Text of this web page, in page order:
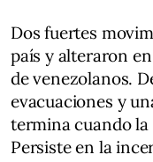
Dos fuertes
país y alteraron
de venezolanos.
evacuaciones y
termina cuando la
Persiste en la